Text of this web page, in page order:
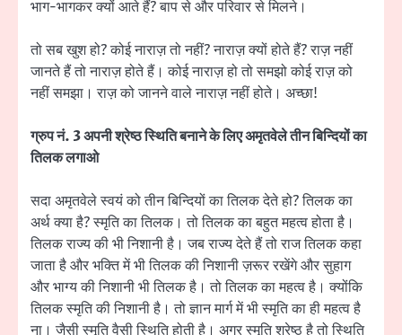
भाग-भागकर क्यों आते हैं? बाप से और परिवार से मिलने।
तो सब खुश हो? कोई नाराज़ तो नहीं? नाराज़ क्यों होते हैं? राज़ नहीं
जानते हैं तो नाराज़ होते हैं। कोई नाराज़ हो तो समझो कोई राज़ को
नहीं समझा। राज़ को जानने वाले नाराज़ नहीं होते। अच्छा!
ग्रुप नं. 3 अपनी श्रेष्ठ स्थिति बनाने के लिए अमृतवेले तीन बिन्दियों का
तिलक लगाओ
सदा अमृतवेले स्वयं को तीन बिन्दियों का तिलक देते हो? तिलक का
अर्थ क्या है? स्मृति का तिलक। तो तिलक का बहुत महत्व होता है।
तिलक राज्य की भी निशानी है। जब राज्य देते हैं तो राज तिलक कहा
जाता है और भक्ति में भी तिलक की निशानी ज़रूर रखेंगे और सुहाग
और भाग्य की निशानी भी तिलक है। तो तिलक का महत्व है। क्योंकि
तिलक स्मृति की निशानी है। तो ज्ञान मार्ग में भी स्मृति का ही महत्व है
ना। जैसी स्मृति वैसी स्थिति होती है। अगर स्मृति श्रेष्ठ है तो स्थिति